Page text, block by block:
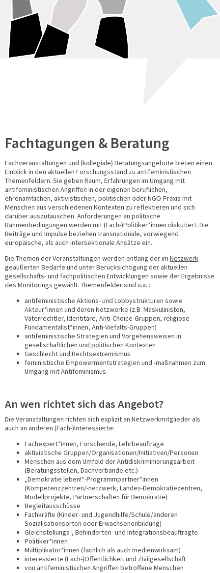
Fachtagungen & Beratung
Fachveranstaltungen und (kollegiale) Beratungsangebote bieten einen
Einblick in den aktuellen Forschungsstand zu antifeministischen
Themenfeldern. Sie geben Raum, Erfahrungen im Umgang mit
antifeministischen Angriffen in der eigenen beruflichen,
ehrenamtlichen, aktivistischen, politischen oder NGO-Praxis mit
Menschen aus verschiedenen Kontexten zu reflektieren und sich
darüber auszutauschen. Anforderungen an politische
Rahmenbedingungen werden mit (Fach-)Politiker*innen diskutiert. Die
Beiträge und Impulse beziehen transnationale, vorwiegend
europäische, als auch intersektionale Ansätze ein.
Die Themen der Veranstaltungen werden entlang der im Netzwerk
geäußerten Bedarfe und unter Berücksichtigung der aktuellen
gesellschafts- und fachpolitischen Entwicklungen sowie der Ergebnisse
des Monitorings gewählt. Themenfelder sind u.a. :
antifeministische Aktions- und Lobbystrukturen sowie
Akteur*innen und deren Netzwerke (z.B. Maskulinisten,
Väterrechtler, Identitäre, Anti-Choice-Gruppen, religiöse
Fundamentalist*innen, Anti-Viefalts-Gruppen)
antifeministische Strategien und Vorgehensweisen in
gesellschaftlichen und politischen Kontexten
Geschlecht und Rechtsextremismus
feministische Empowermentstrategien und -maßnahmen zum
Umgang mit Antifeminismus
An wen richtet sich das Angebot?
Die Veranstaltungen richten sich explizit an Netzwerkmitglieder als
auch an anderen (Fach-)Interessierte:
Fachexpert*innen, Forschende, Lehrbeauftrage
aktivistische Gruppen/Organisationen/Initiativen/Personen
Menschen aus dem Umfeld der Antidiskriminierungsarbeit
(Beratungsstellen, Dachverbände etc.)
„Demokratie leben!“-Programmpartner*innen
(Kompetenzzentren/-netzwerk, Landes-Demokratiezentren,
Modellprojekte, Partnerschaften für Demokratie)
Begleitausschüsse
Fachkräfte (Kinder- und Jugendhilfe/Schule/anderen
Sozialisationsorten oder Erwachsenenbildung)
Gleichstellungs-, Behinderten- und Integrationsbeauftragte
Politiker*innen
Multiplikator*innen (fachlich als auch medienwirksam)
interessierte (Fach-)Öffentlichkeit und Zivilgesellschaft
von antifeministischen Angriffen betroffene Menschen